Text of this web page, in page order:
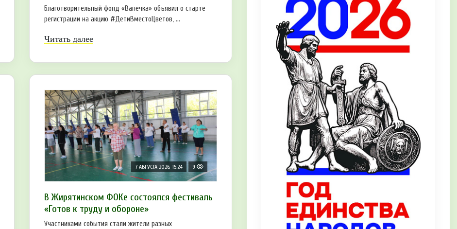
Благотворительный фонд «Ванечка» объявил о старте
регистрации на акцию #ДетиВместоЦветов, ...
Читать далее
7 АВГУСТА 2026, 15:24 9
В Жирятинском ФОКе состоялся фестиваль
«Готов к труду и обороне»
Участниками события стали жители разных